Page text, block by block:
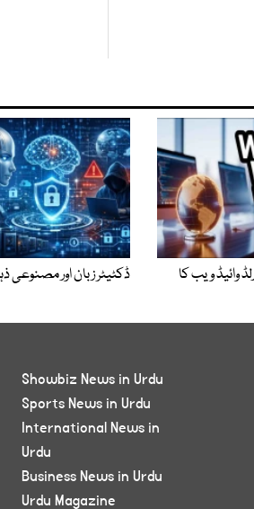
وائیڈ ویب کا
ڈکٹیٹر زبان اور مصنوعی
Showbiz News in Urdu
Sports News in Urdu
International News in
Urdu
Business News in Urdu
Urdu Magazine